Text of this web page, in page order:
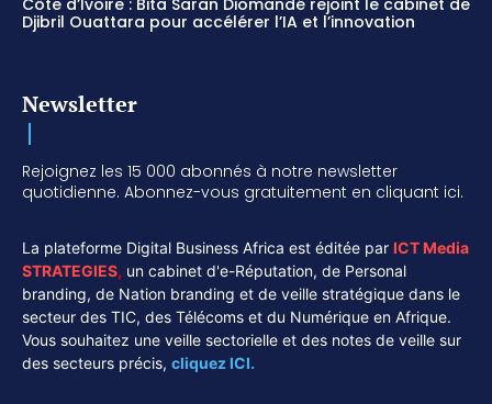
Côte d’Ivoire : Bita Saran Diomandé rejoint le cabinet de
Djibril Ouattara pour accélérer l’IA et l’innovation
Newsletter
Rejoignez les 15 000 abonnés à notre newsletter
quotidienne. Abonnez-vous gratuitement en cliquant ici.
La plateforme Digital Business Africa est éditée par ICT Media
STRATEGIES, un cabinet d'e-Réputation, de Personal
branding, de Nation branding et de veille stratégique dans le
secteur des TIC, des Télécoms et du Numérique en Afrique.
Vous souhaitez une veille sectorielle et des notes de veille sur
des secteurs précis, cliquez ICI.